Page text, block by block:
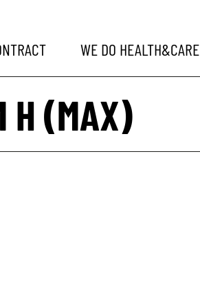
WE DO HEALTH&CARE
H (MAX)